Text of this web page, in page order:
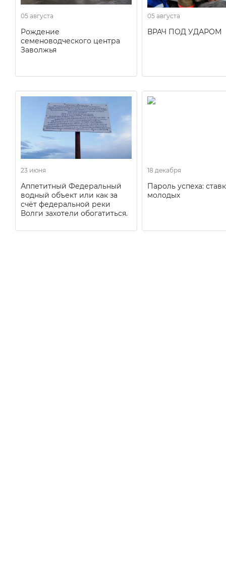
05 августа
Рождение
семеноводческого центра
Заволжья
05 августа
ВРАЧ ПОД УДАРОМ
23 июня
Аппетитный Федеральный
водный объект или как за
счёт федеральной реки
Волги захотели обогатиться.
18 декабря
Пароль успеха:
молодых